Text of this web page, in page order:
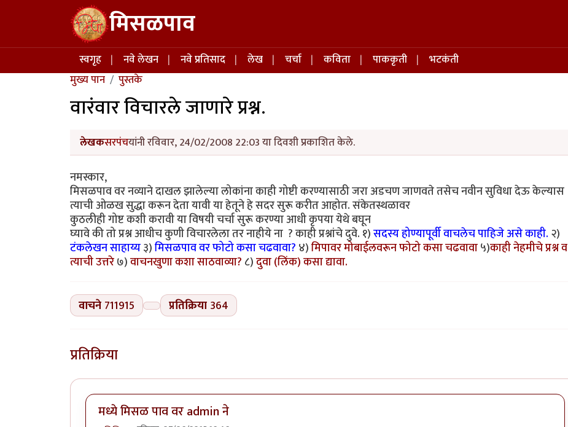
Skip to main content मिसळपाव
Main navigation
स्वगृह नवे लेखन नवे प्रतिसाद लेख चर्चा कविता पाककृती
भटकंती
मुख्य पान
पुस्तके
वारंवार विचारले जाणारे प्रश्न.
लेखकसरपंचयांनी रविवार, 24/02/2008 22:03 या दिवशी प्रकाशित केले.
नमस्कार,
मिसळपाव वर नव्याने दाखल झालेल्या लोकांना काही गोष्टी करण्यासाठी जरा अडचण जाणवते तसेच नवीन सुविधा देऊ केल्यास
त्याची ओळख सुद्धा करून देता यावी या हेतूने हे सदर सुरू करीत आहोत. संकेतस्थळावर
कुठलीही गोष्ट कशी करावी या विषयी चर्चा सुरू करण्या आधी कृपया येथे बघून
घ्यावे की तो प्रश्न आधीच कुणी विचारलेला तर नाहीये ना ? काही प्रश्नांचे दुवे. १)सदस्य होण्यापूर्वी वाचलेच पाहिजे असे काही.२)
टंकलेखन साहाय्य३)मिसळपाव वर फोटो कसा चढवावा?४)मिपावर मोबाईलवरून फोटो कसा चढवावा५)काही नेहमीचे प्रश्न व
त्याची उत्तरे७)वाचनखुणा कशा साठवाव्या?८)दुवा (लिंक) कसा द्यावा.
वाचने 711915 प्रतिक्रिया 364
प्रतिक्रिया
मध्ये मिसळ पाव वर admin ने